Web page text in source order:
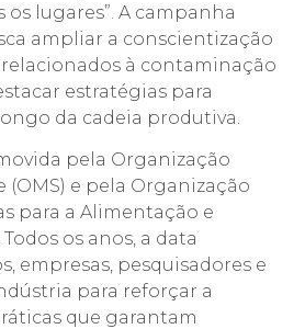
lugares”. A campanha
ampliar a conscientização
relacionados à contaminação
estratégias para
da cadeia produtiva.
pela Organização
(OMS) e pela Organização
para a Alimentação e
os anos, a data
empresas, pesquisadores e
para reforçar a
que garantam